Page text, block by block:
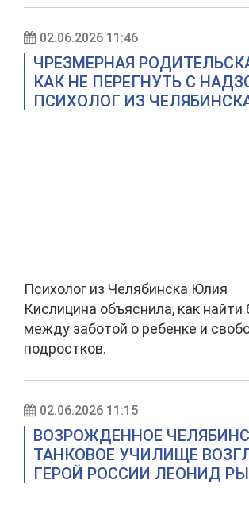
02.06.2026 11:46
ЧРЕЗМЕРНАЯ
КАК НЕ ПЕРЕГНУТЬ С
ПСИХОЛОГ ИЗ
Психолог из Челябинска Юлия
Кислицина объяснила, как найти
между заботой о ребенке и
подростков.
02.06.2026 11:15
ВОЗРОЖДЕННОЕ
ТАНКОВОЕ УЧИЛИЩЕ
ГЕРОЙ РОССИИ ЛЕОНИД